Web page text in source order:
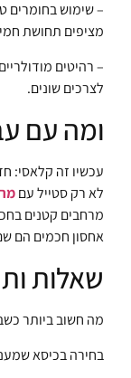
– שימוש בחומרים
מציפים תחושת
– רהיטים
לצרכים שונים.
ומה עם
עכשיו זה קלאסי:
לא רק סטייל עם
מרחבים קטנים
אחסון חכמים הם
שאלות
מה חשוב ביותר
בחירה בכיסא